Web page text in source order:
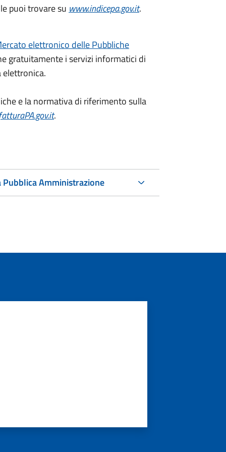
puoi trovare su www.indicepa.gov.it.
elettronico delle Pubbliche
gratuitamente i servizi informatici di
elettronica.
e la normativa di riferimento sulla
.
Amministrazione